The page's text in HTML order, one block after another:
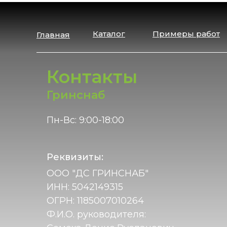
Примеры работ
Главная Каталог
Контакты
Гринснаб
ООО "ДС ГРИНСНАБ"
ИНН: 5042149315
ОГРН: 1185007010264
Ф.И.О. руководителя:
Пн-Вс: 9:00-18:00
Реквизиты: